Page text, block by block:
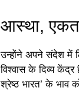
आस्था,
उन्होंने अपने संदेश में
विश्वास के दिव्य
श्रेष्ठ भारत’ के भाव